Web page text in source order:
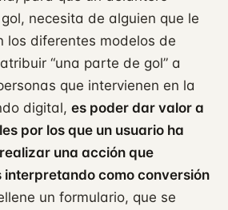
necesita de alguien que le
los diferentes modelos de
“una parte de gol” a
que intervienen en la
digital, es poder dar valor a
por los que un usuario ha
una acción que
interpretando como conversión
un formulario, que se